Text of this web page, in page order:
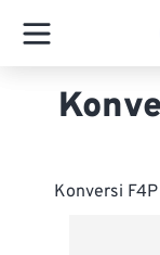
Konversi